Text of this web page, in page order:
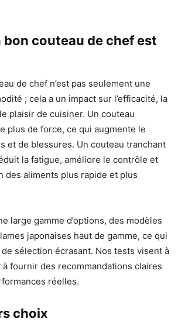
bon couteau de chef est
de chef n’est pas seulement une
; cela a un impact sur l’efficacité, la
plaisir de cuisiner. Un couteau
plus de force, ce qui augmente le
et de blessures. Un couteau tranchant
la fatigue, améliore le contrôle et
des aliments plus rapide et plus
large gamme d’options, des modèles
japonaises haut de gamme, ce qui
sélection écrasant. Nos tests visent à
fournir des recommandations claires
réelles.
choix